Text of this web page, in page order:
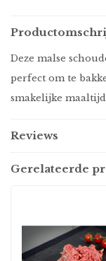
Deze malse
perfect om te
smakelijke
Reviews
Gerelateerde